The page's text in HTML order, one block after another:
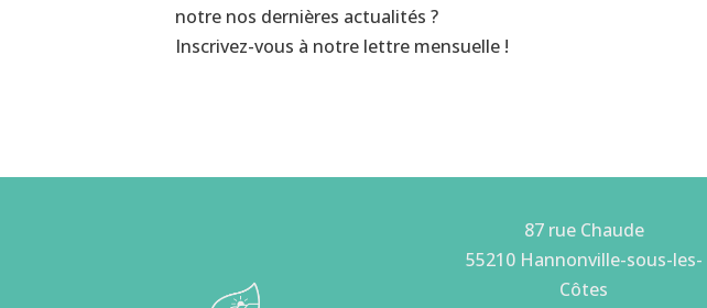
notre nos dernières actualités ?
Inscrivez-vous à notre lettre mensuelle !
87 rue Chaude
55210 Hannonville-sous-les-
Côtes